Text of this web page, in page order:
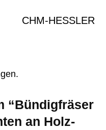
CHM-HESSLER
“Bündigfräser
an Holz-